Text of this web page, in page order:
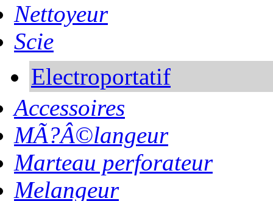
Nettoyeur
Scie
Electroportatif
Accessoires
MÃ?Â©langeur
Marteau perforateur
Melangeur